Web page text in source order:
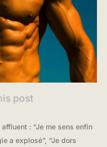
post
: “Je me sens enfin
a explosé”, “Je dors